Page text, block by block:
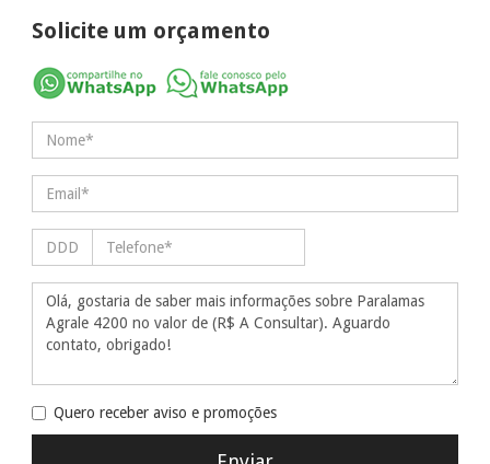
Solicite um orçamento
Quero receber aviso e promoções